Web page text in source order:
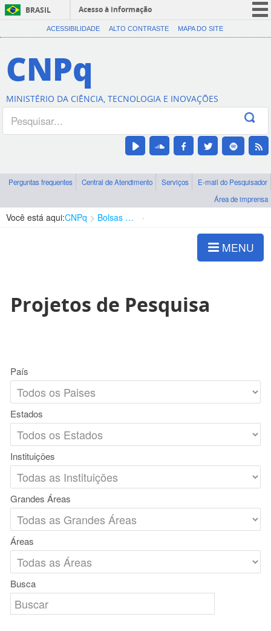
BRASIL
Acesso à informação
CORONAVÍRUS (COVID-19)
Canais
ACESSIBILIDADE ALTO CONTRASTE MAPA DO SITE
CNPq
MINISTÉRIO DA CIÊNCIA, TECNOLOGIA E INOVAÇÕES
Perguntas frequentes Central de Atendimento Serviços
E-mail do Pesquisador
Área de imprensa
Você está aqui:CNPq Bolsas e Auxílios Vigentes
MENU
Projetos de Pesquisa
País
Estados
Instituições
Grandes Áreas
Áreas
Busca